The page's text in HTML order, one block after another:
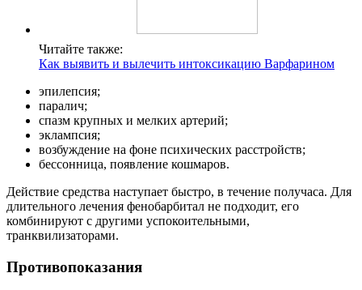
Читайте также:
Как выявить и вылечить интоксикацию Варфарином
эпилепсия;
паралич;
спазм крупных и мелких артерий;
эклампсия;
возбуждение на фоне психических расстройств;
бессонница, появление кошмаров.
Действие средства наступает быстро, в течение получаса. Для
длительного лечения фенобарбитал не подходит, его
комбинируют с другими успокоительными,
транквилизаторами.
Противопоказания